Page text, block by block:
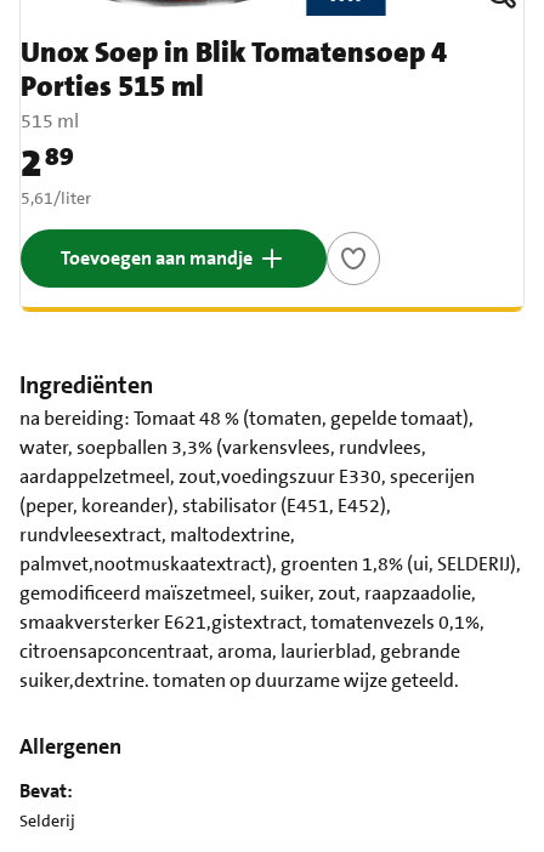
Unox Soep in Blik Tomatensoep 4
Porties 515 ml
515 ml
Prijs: € 2,89
289
€ 5,61 per liter
5,61/liter
Toevoegen aan mandje
Ingrediënten
na bereiding: Tomaat 48 % (tomaten, gepelde tomaat),
water, soepballen 3,3% (varkensvlees, rundvlees,
aardappelzetmeel, zout,voedingszuur E330, specerijen
(peper, koreander), stabilisator (E451, E452),
rundvleesextract, maltodextrine,
palmvet,nootmuskaatextract), groenten 1,8% (ui, SELDERIJ),
gemodificeerd maïszetmeel, suiker, zout, raapzaadolie,
smaakversterker E621,gistextract, tomatenvezels 0,1%,
citroensapconcentraat, aroma, laurierblad, gebrande
suiker,dextrine. tomaten op duurzame wijze geteeld.
Allergenen
Bevat:
Selderij